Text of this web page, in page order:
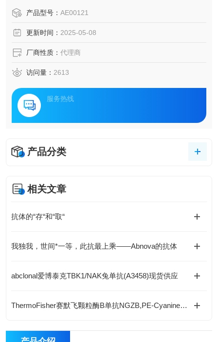
产品型号： AE00121
更新时间： 2025-05-08
厂商性质： 代理商
访问量： 2613
服务热线
产品分类
相关文章
抗体的“存“和“取“
我独我，世间*一等，此抗最上乘——Abnova的抗体
abclonal爱博泰克TBK1/NAK兔单抗(A3458)现货供应
ThermoFisher赛默飞颗粒酶B单抗NGZB,PE-Cyanine7(25-8898-82)产品介绍